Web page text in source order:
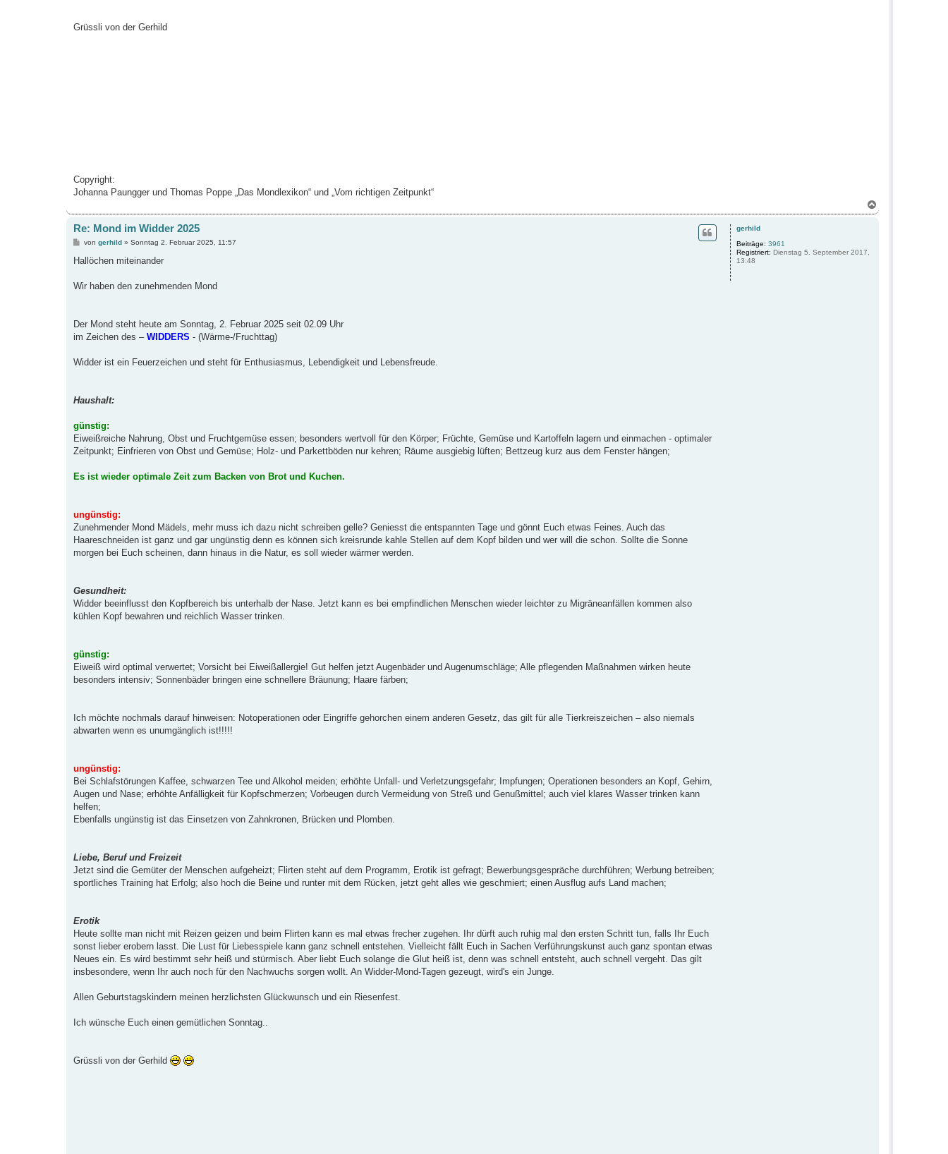
Grüssli von der Gerhild
Copyright:
Johanna Paungger und Thomas Poppe „Das Mondlexikon“ und „Vom richtigen Zeitpunkt“
a
gerhild
Beiträge: 3961
Registriert: Dienstag 5. September 2017,
13:48
Re: Mond im Widder 2025
B
i
a
vongerhild »Sonntag 2. Februar 2025, 11:57
Hallöchen miteinander
Wir haben den zunehmenden Mond
Der Mond steht heute am Sonntag, 2. Februar 2025 seit 02.09 Uhr
im Zeichen des – WIDDERS - (Wärme-/Fruchttag)
Widder ist ein Feuerzeichen und steht für Enthusiasmus, Lebendigkeit und Lebensfreude.
Haushalt:
günstig:
Eiweißreiche Nahrung, Obst und Fruchtgemüse essen; besonders wertvoll für den Körper; Früchte, Gemüse und Kartoffeln lagern und einmachen - optimaler
Zeitpunkt; Einfrieren von Obst und Gemüse; Holz- und Parkettböden nur kehren; Räume ausgiebig lüften; Bettzeug kurz aus dem Fenster hängen;
Es ist wieder optimale Zeit zum Backen von Brot und Kuchen.
ungünstig:
Zunehmender Mond Mädels, mehr muss ich dazu nicht schreiben gelle? Geniesst die entspannten Tage und gönnt Euch etwas Feines. Auch das
Haareschneiden ist ganz und gar ungünstig denn es können sich kreisrunde kahle Stellen auf dem Kopf bilden und wer will die schon. Sollte die Sonne
morgen bei Euch scheinen, dann hinaus in die Natur, es soll wieder wärmer werden.
Gesundheit:
Widder beeinflusst den Kopfbereich bis unterhalb der Nase. Jetzt kann es bei empfindlichen Menschen wieder leichter zu Migräneanfällen kommen also
kühlen Kopf bewahren und reichlich Wasser trinken.
günstig:
Eiweiß wird optimal verwertet; Vorsicht bei Eiweißallergie! Gut helfen jetzt Augenbäder und Augenumschläge; Alle pflegenden Maßnahmen wirken heute
besonders intensiv; Sonnenbäder bringen eine schnellere Bräunung; Haare färben;
Ich möchte nochmals darauf hinweisen: Notoperationen oder Eingriffe gehorchen einem anderen Gesetz, das gilt für alle Tierkreiszeichen – also niemals
abwarten wenn es unumgänglich ist!!!!!
ungünstig:
Bei Schlafstörungen Kaffee, schwarzen Tee und Alkohol meiden; erhöhte Unfall- und Verletzungsgefahr; Impfungen; Operationen besonders an Kopf, Gehirn,
Augen und Nase; erhöhte Anfälligkeit für Kopfschmerzen; Vorbeugen durch Vermeidung von Streß und Genußmittel; auch viel klares Wasser trinken kann
helfen;
Ebenfalls ungünstig ist das Einsetzen von Zahnkronen, Brücken und Plomben.
Liebe, Beruf und Freizeit
Jetzt sind die Gemüter der Menschen aufgeheizt; Flirten steht auf dem Programm, Erotik ist gefragt; Bewerbungsgespräche durchführen; Werbung betreiben;
sportliches Training hat Erfolg; also hoch die Beine und runter mit dem Rücken, jetzt geht alles wie geschmiert; einen Ausflug aufs Land machen;
Erotik
Heute sollte man nicht mit Reizen geizen und beim Flirten kann es mal etwas frecher zugehen. Ihr dürft auch ruhig mal den ersten Schritt tun, falls Ihr Euch
sonst lieber erobern lasst. Die Lust für Liebesspiele kann ganz schnell entstehen. Vielleicht fällt Euch in Sachen Verführungskunst auch ganz spontan etwas
Neues ein. Es wird bestimmt sehr heiß und stürmisch. Aber liebt Euch solange die Glut heiß ist, denn was schnell entsteht, auch schnell vergeht. Das gilt
insbesondere, wenn Ihr auch noch für den Nachwuchs sorgen wollt. An Widder-Mond-Tagen gezeugt, wird's ein Junge.
Allen Geburtstagskindern meinen herzlichsten Glückwunsch und ein Riesenfest.
Ich wünsche Euch einen gemütlichen Sonntag..
Grüssli von der Gerhild